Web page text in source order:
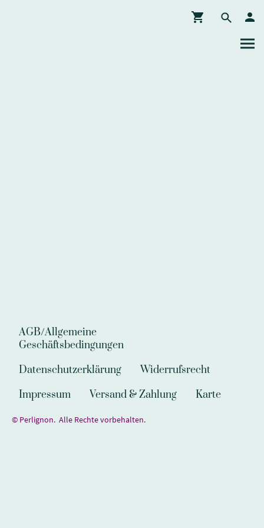
AGB/Allgemeine
Geschäftsbedingungen
Datenschutzerklärung
Widerrufsrecht
Impressum
Versand & Zahlung Karte
© Perlignon. Alle Rechte vorbehalten.